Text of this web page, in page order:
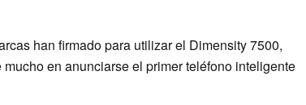
han firmado para utilizar el Dimensity 7500,
en anunciarse el primer teléfono inteligente